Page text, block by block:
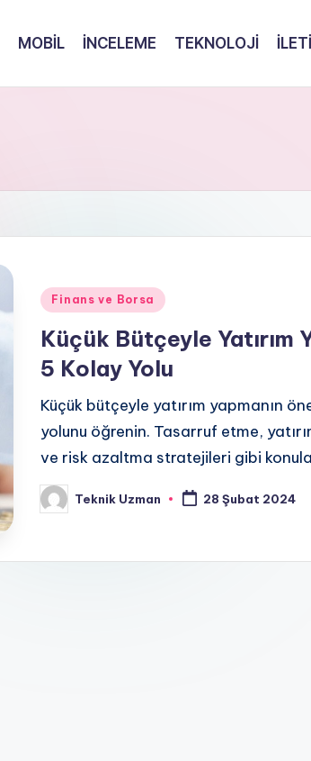
MOBİL İNCELEME TEKNOLOJİ
Posted
Finans ve Borsa
Küçük Bütçeyle Yatırım
5 Kolay Yolu
Küçük bütçeyle yatırım yapmanın
yolunu öğrenin. Tasarruf etme,
ve risk azaltma stratejileri gibi
Posted
by
Teknik Uzman 28 Şubat 2024